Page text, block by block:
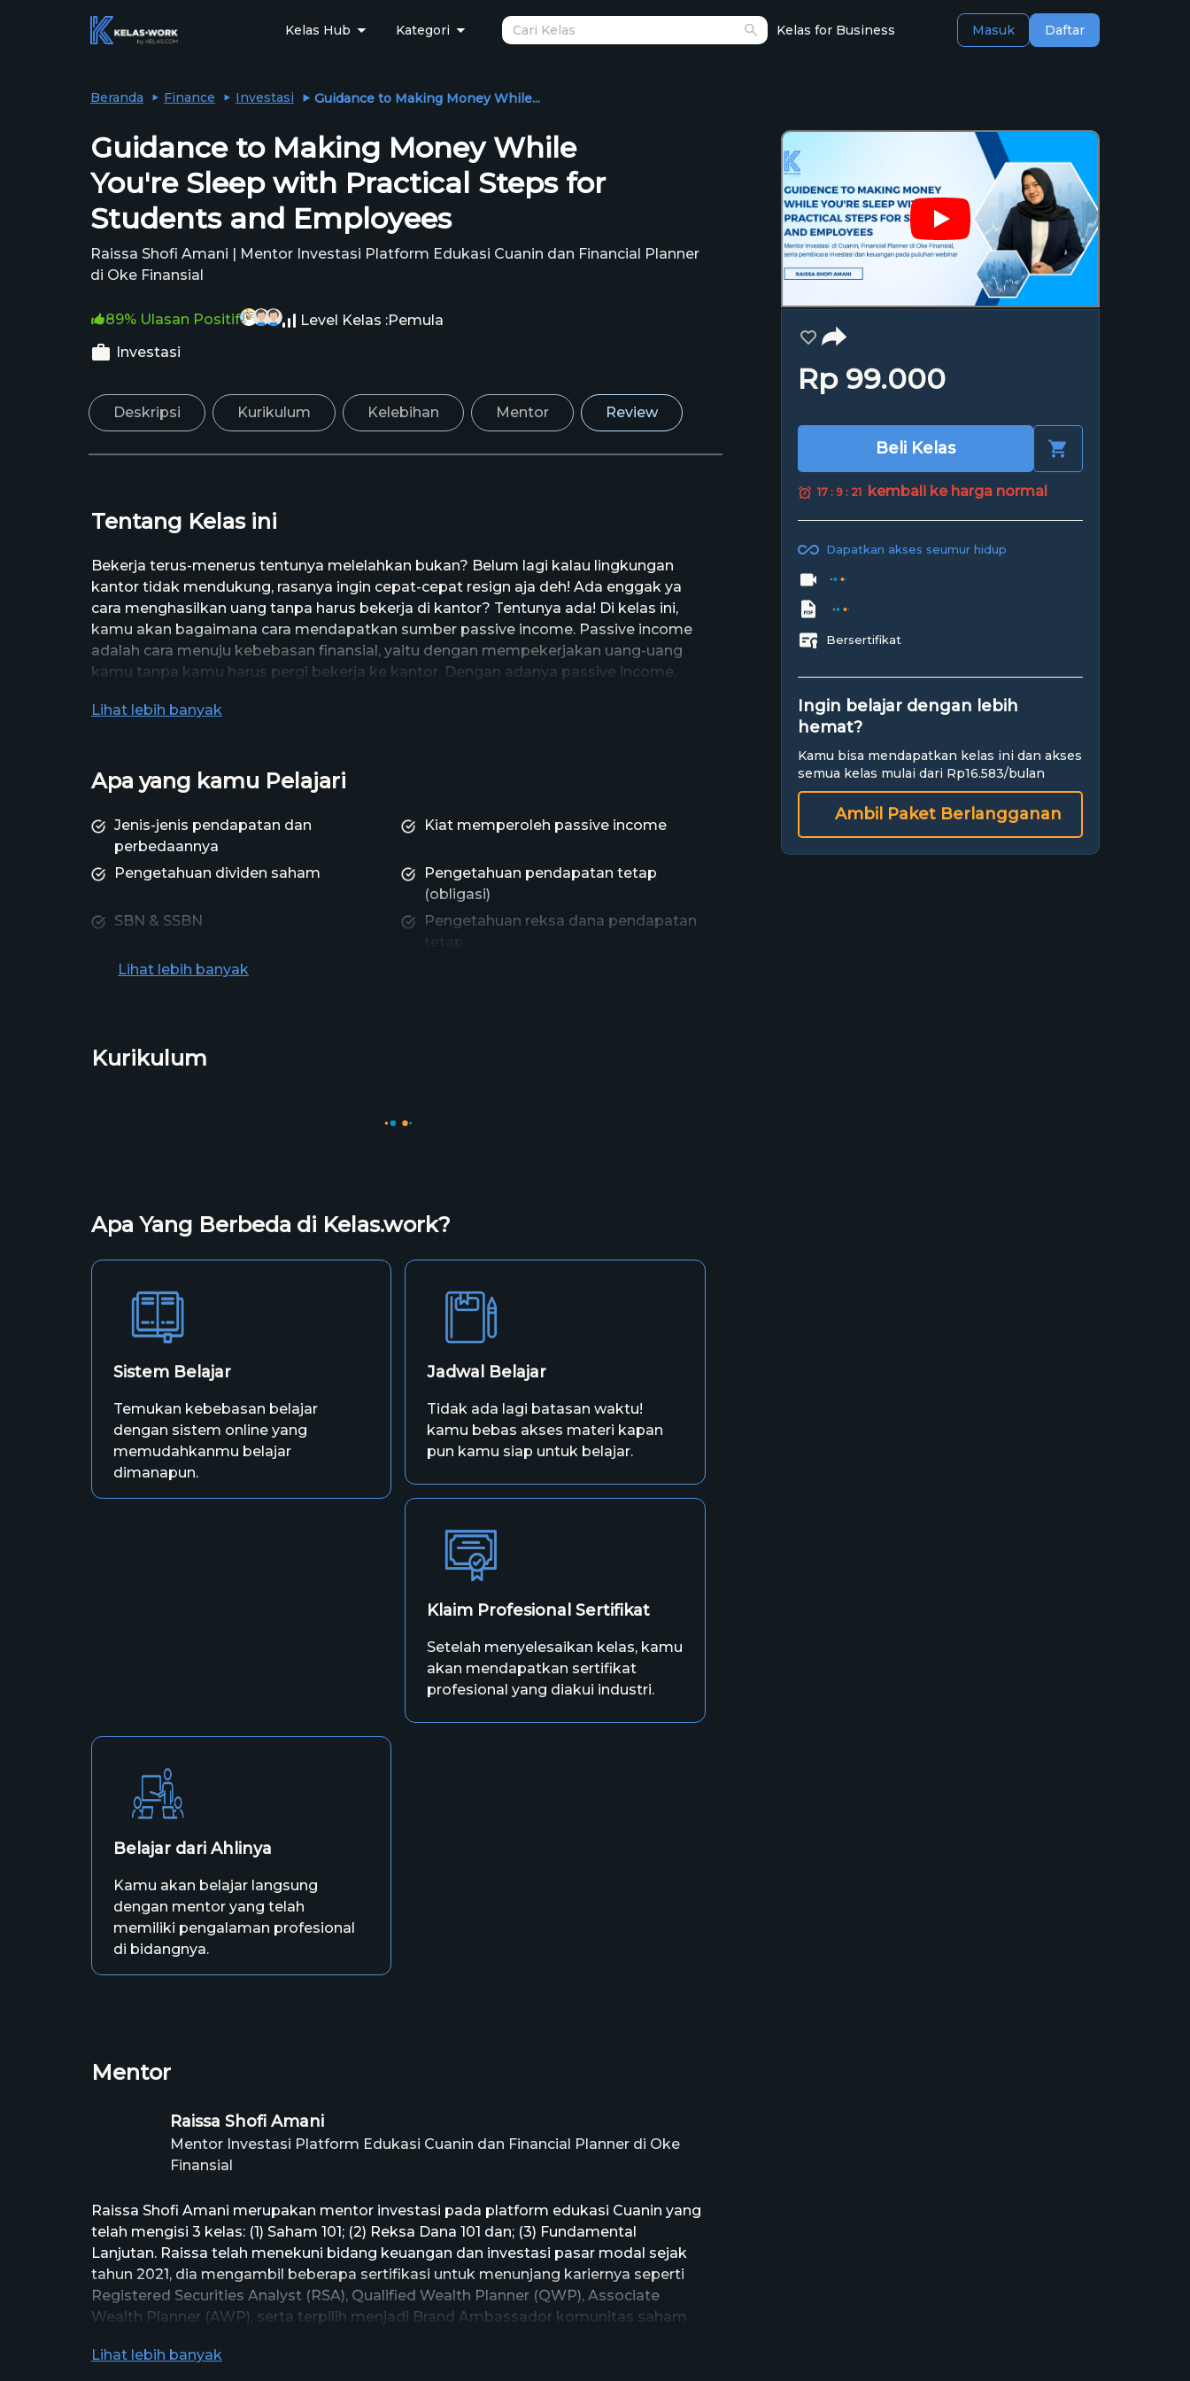
Kelas Hub Kategori Kelas for Business Masuk Daftar
Beranda Finance Investasi Guidance to Making Money While...
Guidance to Making Money While
You're Sleep with Practical Steps for
Students and Employees
Raissa Shofi Amani | Mentor Investasi Platform Edukasi Cuanin dan Financial Planner
di Oke Finansial
89% Ulasan Positif Level Kelas :Pemula
Investasi
Deskripsi Kurikulum Kelebihan Mentor Review
Tentang Kelas ini
Bekerja terus-menerus tentunya melelahkan bukan? Belum lagi kalau lingkungan
kantor tidak mendukung, rasanya ingin cepat-cepat resign aja deh! Ada enggak ya
cara menghasilkan uang tanpa harus bekerja di kantor? Tentunya ada! Di kelas ini,
kamu akan bagaimana cara mendapatkan sumber passive income. Passive income
adalah cara menuju kebebasan finansial, yaitu dengan mempekerjakan uang-uang
kamu tanpa kamu harus pergi bekerja ke kantor. Dengan adanya passive income,
keluarga. Bagaimana caranya? Langsung saja pelajari keseluruhan materi mengenai
Lihat lebih banyak
Apa yang kamu Pelajari
Jenis-jenis pendapatan dan
perbedaannya
Kiat memperoleh passive income
Pengetahuan dividen saham
Pengetahuan pendapatan tetap
(obligasi)
SBN & SSBN
Pengetahuan reksa dana pendapatan
P2P lending
Lihat lebih banyak
Kurikulum
Apa Yang Berbeda di Kelas.work?
Sistem Belajar
Temukan kebebasan belajar
dengan sistem online yang
memudahkanmu belajar
dimanapun.
Jadwal Belajar
Tidak ada lagi batasan waktu!
kamu bebas akses materi kapan
pun kamu siap untuk belajar.
Klaim Profesional Sertifikat
Setelah menyelesaikan kelas, kamu
akan mendapatkan sertifikat
profesional yang diakui industri.
Belajar dari Ahlinya
Kamu akan belajar langsung
dengan mentor yang telah
memiliki pengalaman profesional
di bidangnya.
Mentor
Raissa Shofi Amani
Mentor Investasi Platform Edukasi Cuanin dan Financial Planner di Oke
Finansial
Raissa Shofi Amani merupakan mentor investasi pada platform edukasi Cuanin yang
telah mengisi 3 kelas: (1) Saham 101; (2) Reksa Dana 101 dan; (3) Fundamental
Lanjutan. Raissa telah menekuni bidang keuangan dan investasi pasar modal sejak
tahun 2021, dia mengambil beberapa sertifikasi untuk menunjang kariernya seperti
Registered Securities Analyst (RSA), Qualified Wealth Planner (QWP), Associate
Wealth Planner (AWP), serta terpilih menjadi Brand Ambassador komunitas saham
Raissa telah dipercayai oleh puluhan organisasi, komunitas, dan lembaga diseluruh
Lihat lebih banyak
Rp 99.000
Beli Kelas
17 : 9 : 20 kembali ke harga normal
Dapatkan akses seumur hidup
Bersertifikat
Ingin belajar dengan lebih
hemat?
Kamu bisa mendapatkan kelas ini dan akses
semua kelas mulai dari Rp16.583/bulan
Ambil Paket Berlangganan